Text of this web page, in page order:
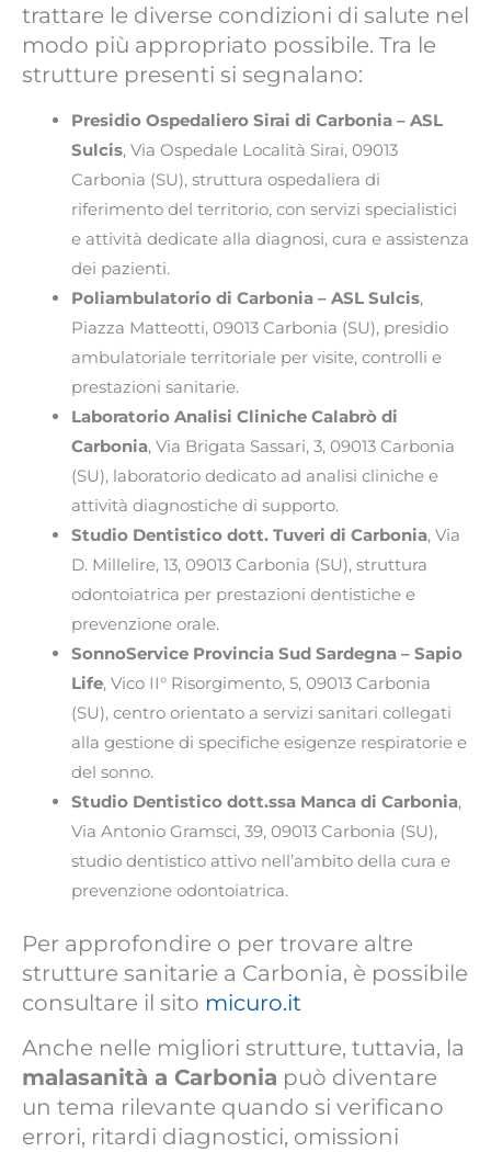
trattare le diverse condizioni di salute nel
modo più appropriato possibile. Tra le
strutture presenti si segnalano:
Presidio Ospedaliero Sirai di Carbonia – ASL
Sulcis, Via Ospedale Località Sirai, 09013
Carbonia (SU), struttura ospedaliera di
riferimento del territorio, con servizi specialistici
e attività dedicate alla diagnosi, cura e assistenza
dei pazienti.
Poliambulatorio di Carbonia – ASL Sulcis,
Piazza Matteotti, 09013 Carbonia (SU), presidio
ambulatoriale territoriale per visite, controlli e
prestazioni sanitarie.
Laboratorio Analisi Cliniche Calabrò di
Carbonia, Via Brigata Sassari, 3, 09013 Carbonia
(SU), laboratorio dedicato ad analisi cliniche e
attività diagnostiche di supporto.
Studio Dentistico dott. Tuveri di Carbonia, Via
D. Millelire, 13, 09013 Carbonia (SU), struttura
odontoiatrica per prestazioni dentistiche e
prevenzione orale.
SonnoService Provincia Sud Sardegna – Sapio
Life, Vico II° Risorgimento, 5, 09013 Carbonia
(SU), centro orientato a servizi sanitari collegati
alla gestione di specifiche esigenze respiratorie e
del sonno.
Studio Dentistico dott.ssa Manca di Carbonia,
Via Antonio Gramsci, 39, 09013 Carbonia (SU),
studio dentistico attivo nell’ambito della cura e
prevenzione odontoiatrica.
Per approfondire o per trovare altre
strutture sanitarie a Carbonia, è possibile
consultare il sito micuro.it
Anche nelle migliori strutture, tuttavia, la
malasanità a Carbonia può diventare
un tema rilevante quando si verificano
errori, ritardi diagnostici, omissioni